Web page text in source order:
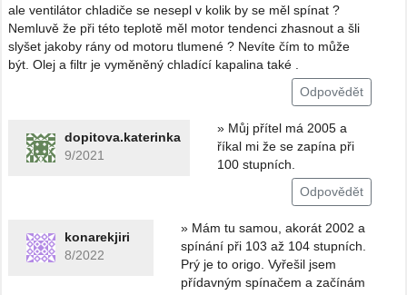
ale ventilátor chladiče se nesepl v kolik by se měl spínat ?
Nemluvě že při této teplotě měl motor tendenci zhasnout a šli
slyšet jakoby rány od motoru tlumené ? Nevíte čím to může
být. Olej a filtr je vyměněný chladící kapalina také .
Odpovědět
dopitova.katerinka
9/2021
» Můj přítel má 2005 a
říkal mi že se zapína při
100 stupních.
Odpovědět
konarekjiri
8/2022
» Mám tu samou, akorát 2002 a
spínání při 103 až 104 stupních.
Prý je to origo. Vyřešil jsem
přídavným spínačem a začínám